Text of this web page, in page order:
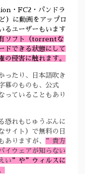
・FC2・パンドラ
に動画をアップロ
るユーザーもいます
ソフト（torrentな
ドできる状態にして
の侵害に触れます。
ったり、日本語吹き
幕のものも、公式
っていることもあり
恐れもじゅうぶんに
サイト）で無料の日
ありますが、
”貴方
イウェアが知らない
い ”や”ウィルスに